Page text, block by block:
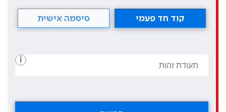
קוד חד פעמי סיסמה אישית
i